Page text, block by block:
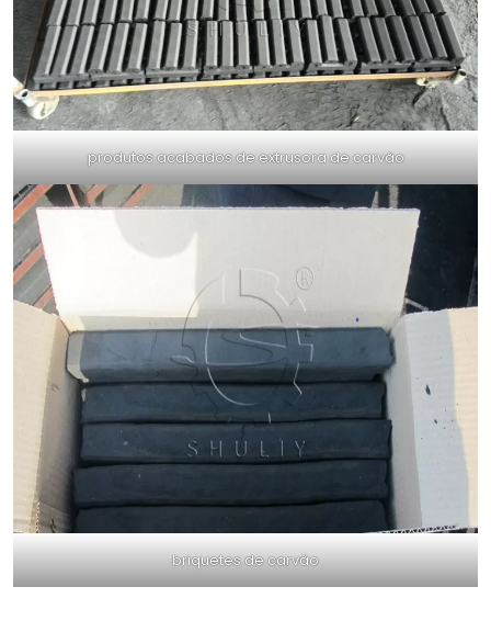
produtos acabados de extrusora de carvão
briquetes de carvão